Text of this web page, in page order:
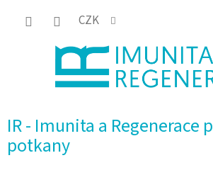
CZK
IR - Imunita a Regenerace
potkany